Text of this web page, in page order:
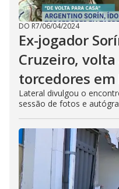
DO R7/06/04/2024
Ex-jogador
Cruzeiro, volta
torcedores
Lateral divulgou o
sessão de fotos e